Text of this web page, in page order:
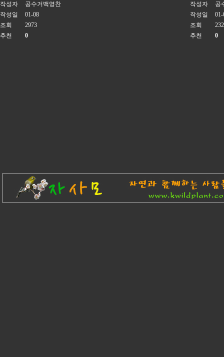
작성자
공수거백영찬
작성일
01-08
조회
2973
추천
0
작성자
공
작성일
01-
조회
추천
0